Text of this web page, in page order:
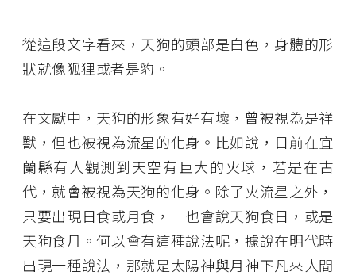
從這段文字看來，天狗的頭部是白色，身體的形
狀就像狐狸或者是豹。
在文獻中，天狗的形象有好有壞，曾被視為是祥
獸，但也被視為流星的化身。比如說，日前在宜
蘭縣有人觀測到天空有巨大的火球，若是在古
代，就會被視為天狗的化身。除了火流星之外，
只要出現日食或月食，一也會說天狗食日，或是
天狗食月。何以會有這種說法呢，據說在明代時
出現一種說法，那就是太陽神與月神下凡來人間